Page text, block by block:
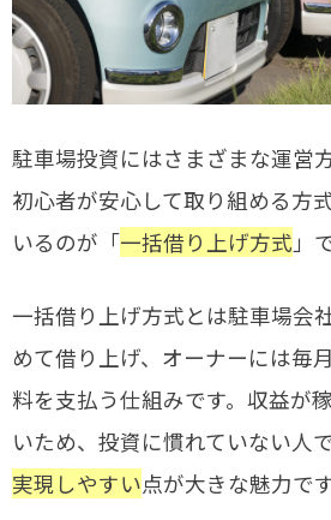
駐車場投資にはさまざまな運営
初心者が安心して取り組める方
いるのが「一括借り上げ方式 」
一括借り上げ方式とは駐車場会
めて借り上げ、オーナーには毎
料を支払う仕組みです。収益が
いため、投資に慣れていない人
実現しやすい点が大きな魅力です